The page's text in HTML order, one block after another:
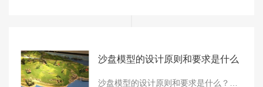
沙盘模型的设计原则和要求是什么